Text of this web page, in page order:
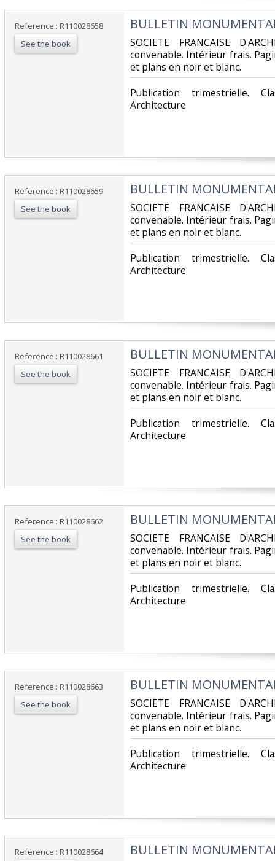
Reference : R110028658
See the book
‎BULLETIN
‎SOCIETE FRANCAISE
convenable. Intérieur frais.
et plans en noir et blanc.‎
‎Publication trimestrielle.
Architecture‎
Reference : R110028659
See the book
‎BULLETIN
‎SOCIETE FRANCAISE
convenable. Intérieur frais.
et plans en noir et blanc.‎
‎Publication trimestrielle.
Architecture‎
Reference : R110028661
See the book
‎BULLETIN
‎SOCIETE FRANCAISE
convenable. Intérieur frais.
et plans en noir et blanc.‎
‎Publication trimestrielle.
Architecture‎
Reference : R110028662
See the book
‎BULLETIN
‎SOCIETE FRANCAISE
convenable. Intérieur frais.
et plans en noir et blanc.‎
‎Publication trimestrielle.
Architecture‎
Reference : R110028663
See the book
‎BULLETIN
‎SOCIETE FRANCAISE
convenable. Intérieur frais.
et plans en noir et blanc.‎
‎Publication trimestrielle.
Architecture‎
Reference : R110028664
‎BULLETIN